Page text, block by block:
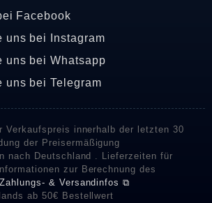
Facebook
uns bei Instagram
uns bei Whatsapp
uns bei Telegram
Verkaufspreis innerhalb der letzten 30
der Preisermäßigung
nach Deutschland . Lieferzeiten für
zur Berechnung des
Zahlungs- & Versandinfos ⧉
ab 50€ Bestellwert